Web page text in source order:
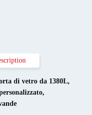
di vetro da 1380L,
,